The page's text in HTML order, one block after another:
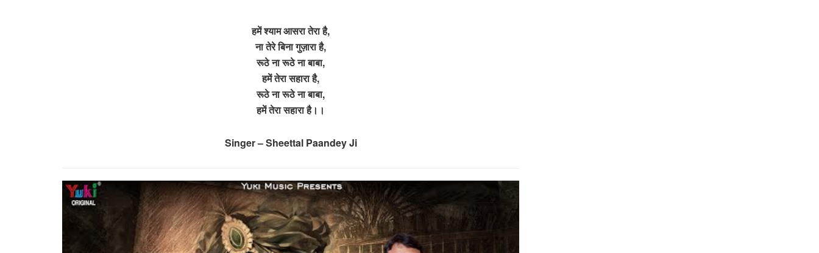
हमें श्याम आसरा तेरा है,
ना तेरे बिना गुज़ारा है,
रूठे ना रूठे ना बाबा,
हमें तेरा सहारा है,
रूठे ना रूठे ना बाबा,
हमें तेरा सहारा है।।
Singer – Sheettal Paandey Ji